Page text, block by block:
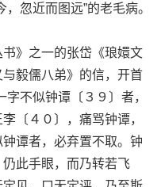
忽近而图远”的老毛病。
》之一的张岱《琅嬛文
毅儒八弟》的信，开首
不似钟谭〔３９〕者，
〔４０〕，痛骂钟谭，
谭者，必弃置不取。钟
此手眼，而乃转若飞